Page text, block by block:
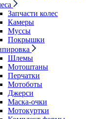
Запчасти колес
Камеры
Муссы
Покрышки
Шлемы
Мотоштаны
Перчатки
Мотоботы
Джерси
Маска-очки
Мотокуртки